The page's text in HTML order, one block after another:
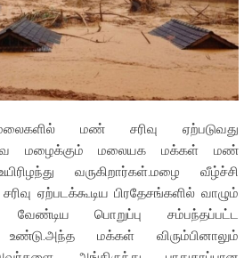
மண் சரிவு ஏற்படுவது
மழைக்கும் மலையக மக்கள் மண்
வருகிறார்கள்.மழை வீழ்ச்சி
ஏற்படக்கூடிய பிரதேசங்களில் வாழும்
பொறுப்பு சம்பந்தப்பட்ட
மக்கள் விரும்பினாலும்